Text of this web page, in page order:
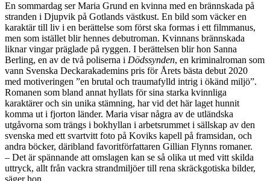
En sommardag ser Maria Grund en kvinna med en brännskada på
stranden i Djupvik på Gotlands västkust. En bild som väcker en
karaktär till liv i en berättelse som först ska formas i ett filmmanus,
men som istället blir hennes debutroman. Kvinnans brännskada
liknar vingar präglade på ryggen. I berättelsen blir hon Sanna
Berling, en av de två poliserna i Dödssynden, en kriminalroman som
vann Svenska Deckarakademins pris för Årets bästa debut 2020
med motiveringen ”en brutal och traumafylld intrig i ökänd miljö”.
Romanen som bland annat hyllats för sina starka kvinnliga
karaktärer och sin unika stämning, har vid det här laget hunnit
komma ut i fjorton länder. Maria visar några av de utländska
utgåvorna som trängs i bokhyllan i arbetsrummet i sällskap av den
svenska med ett svartvitt foto på Koviks kapell på framsidan, och
andra böcker, däribland favoritförfattaren Gillian Flynns romaner.
– Det är spännande att omslagen kan se så olika ut med vitt skilda
uttryck, allt från vackra strandmiljöer till rena skräckgotiska bilder,